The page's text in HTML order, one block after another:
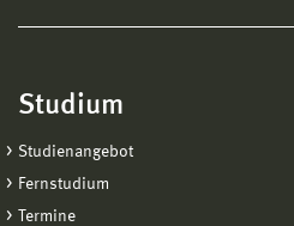
Studium
Studienangebot
Fernstudium
Termine